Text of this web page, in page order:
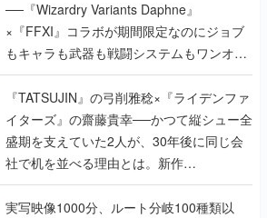
──『Wizardry Variants Daphne』
×『FFXI』コラボが期間限定なのにジョブ
もキャラも武器も戦闘システムもワンオフ
で作り込まれた理由を両ディレクターに聞
く
『TATSUJIN』の弓削雅稔×『ライデンファ
イターズ』の齋藤貴幸──かつて縦シュー全
盛期を支えていた2人が、30年後に同じ会
社で机を並べる理由とは。新作
『TATSUJIN EXTREME』で初タッグを組
んだレジェンド2人に訊く開発秘話
実写映像1000分、ルート分岐100種類以